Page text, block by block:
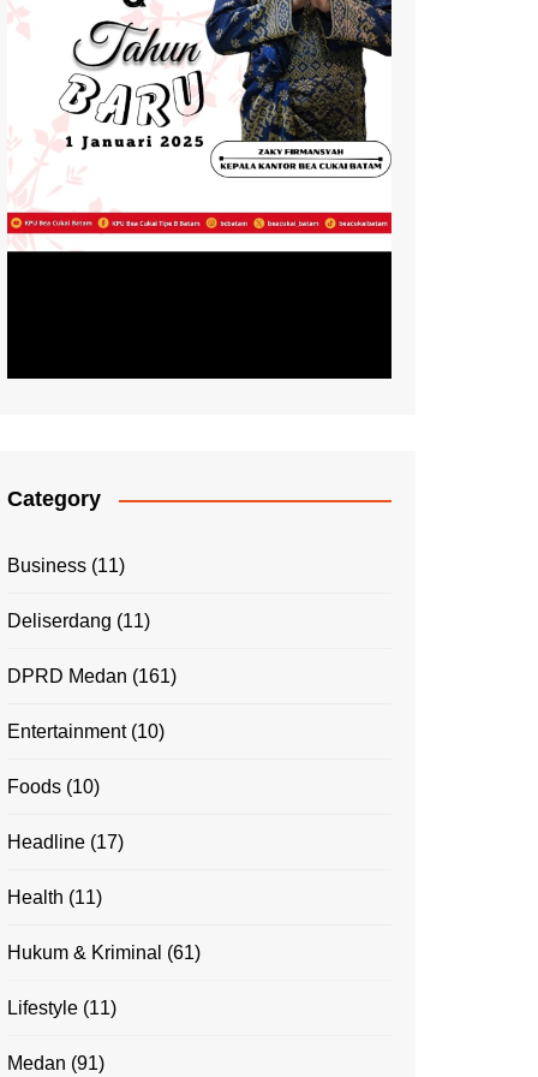
Category
Business (11)
Deliserdang (11)
DPRD Medan (161)
Entertainment(10)
Foods (10)
Headline (17)
Health (11)
Hukum & Kriminal (61)
Lifestyle (11)
Medan (91)